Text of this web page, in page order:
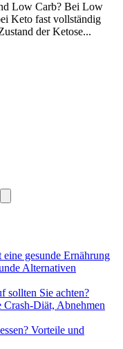
Low Carb? Bei Low
Keto fast vollständig
der Ketose...
gesunde Ernährung
Alternativen
sollten Sie achten?
Diät, Abnehmen
Vorteile und